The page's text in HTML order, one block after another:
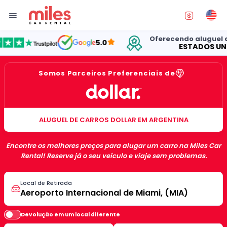
5.0 Oferecendo aluguel de
ESTADOS UNIDOS
Somos Parceiros Preferenciais de
ALUGUEL DE CARROS DOLLAR EM ARGENTINA
Encontre os melhores preços para alugar um carro na Miles Car
Rental! Reserve já o seu veículo e viaje sem problemas.
Local de Retirada
Devolução em um local diferente